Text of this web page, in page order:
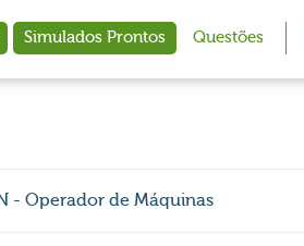
Simulados Prontos Questões
- Operador de Máquinas